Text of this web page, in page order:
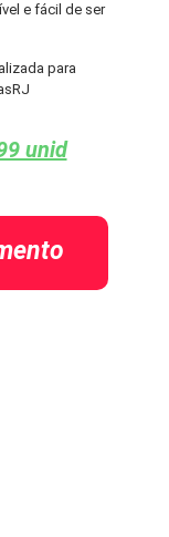
e fácil de ser
para
unid